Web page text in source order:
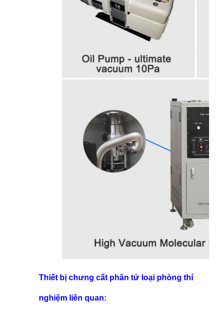
Thiết bị chưng cất phân tử loại phòng thí
nghiệm liên quan: